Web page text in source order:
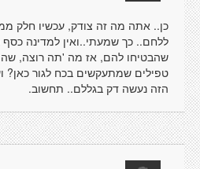
כן.. אתה מה זה צודק, עכשיו חלק
ללחם.. כך שמעתי..ואין למדינה כסף
שהבטיחו להם, אז מה 'תה רוצה,
טפילים שמתעקשים בכח לגור כאן?
הזה נעשה דק בגללם.. תחשוב.